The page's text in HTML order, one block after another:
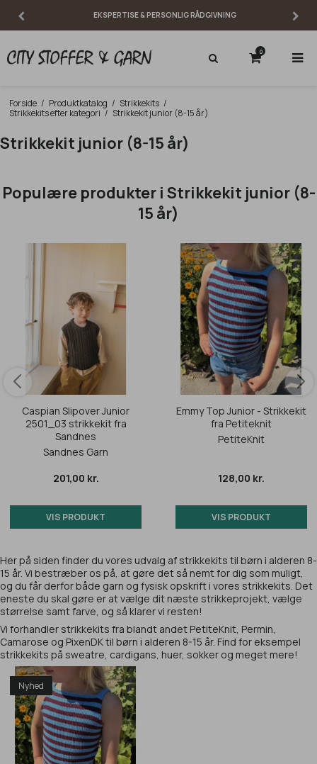
FRI FRAGT VED KØB OVER 299 KR.
0
Forside / Produktkatalog / Strikkekits /
Strikkekits efter kategori / Strikkekit junior (8-15 år)
Strikkekit junior (8-15 år)
Populære produkter i Strikkekit junior (8-
15 år)
Caspian Slipover Junior
2501_03 strikkekit fra
Sandnes
Sandnes Garn
201,00 kr.
VIS PRODUKT
Emmy Top Junior - Strikkekit
fra Petiteknit
PetiteKnit
128,00 kr.
VIS PRODUKT
Her på siden finder du vores udvalg af strikkekits til børn i alderen 8-
15 år. Vi bestræber os på, at gøre det så nemt for dig som muligt,
og du får derfor både garn og fysisk opskrift i vores strikkekits. Det
eneste du skal gøre er at vælge dit næste strikkeprojekt, vælge
størrelse samt farve, og så klarer vi resten!
Vi forhandler strikkekits fra blandt andet PetiteKnit, Permin,
Camarose og PixenDK til børn i alderen 8-15 år. Find for eksempel
strikkekits på sweatre, cardigans, huer, sokker og meget mere!
Nyhed